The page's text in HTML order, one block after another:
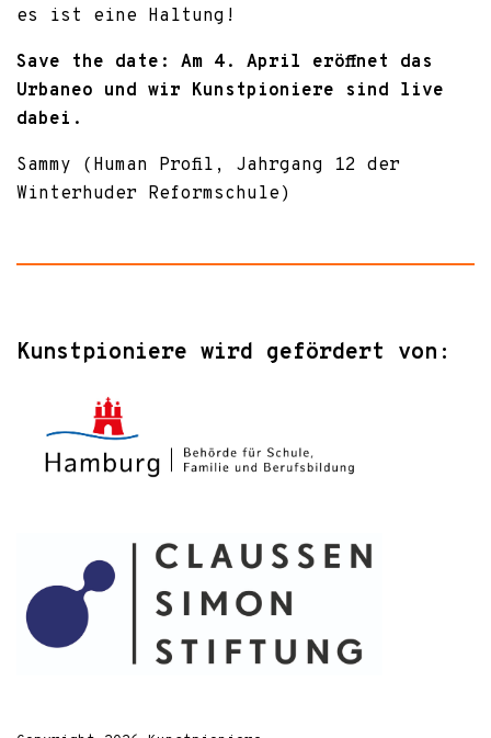
es ist eine Haltung!
Save the date: Am 4. April eröffnet das
Urbaneo und wir Kunstpioniere sind live
dabei.
Sammy (Human Profil, Jahrgang 12 der
Winterhuder Reformschule)
Kunstpioniere wird gefördert von: